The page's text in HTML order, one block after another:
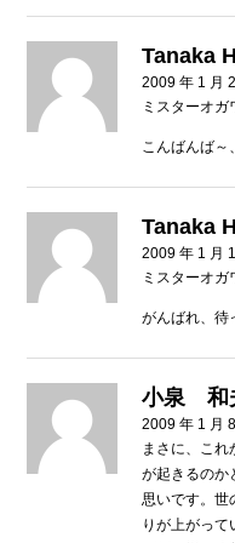
Tanaka
2009 年 1 月
ミスターオガ
こんばんば～
Tanaka
2009 年 1 月
ミスターオガ
がんばれ、待
小泉 和
2009 年 1 月
まさに、こ
が起きるのか
思いです。世
りが上がって